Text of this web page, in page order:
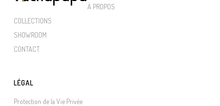
À PROPOS
COLLECTIONS
SHOWROOM
CONTACT
LÉGAL
Protection de la Vie Privée